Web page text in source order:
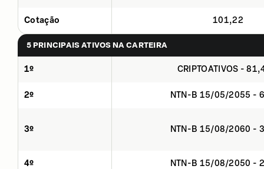
Cotação 101,22
5 PRINCIPAIS ATIVOS NA CARTEIRA
1º CRIPTOATIVOS -
2º NTN-B 15/05/2055 -
3º NTN-B 15/08/2060 -
4º NTN-B 15/08/2050 -